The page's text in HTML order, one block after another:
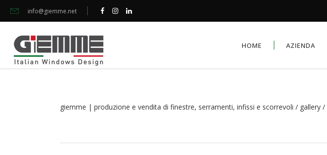
info@giemme.net
HOME AZIENDA
giemme | produzione e vendita di finestre, serramenti, infissi e scorrevoli / gallery /